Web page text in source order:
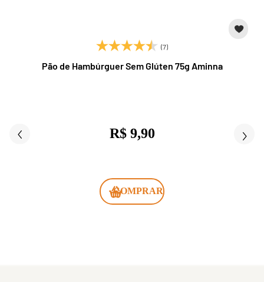
(7)
Pão de Hambúrguer Sem Glúten 75g Aminna
R$ 9,90
COMPRAR